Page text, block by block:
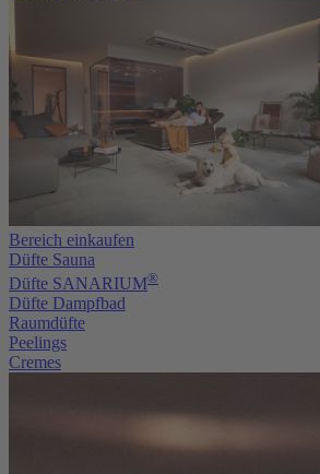
Bereich einkaufen
Düfte Sauna
Düfte SANARIUM®
Düfte Dampfbad
Raumdüfte
Peelings
Cremes